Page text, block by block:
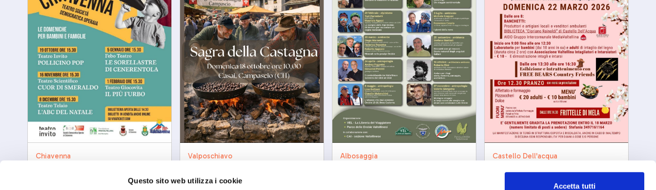
Questo sito web utilizza i cookie
Accetta tutti
Chiavenna Valposchiavo
dom, 18/10/2026
Albosaggia Castello Dell'acqua
sab, 22/03/2206